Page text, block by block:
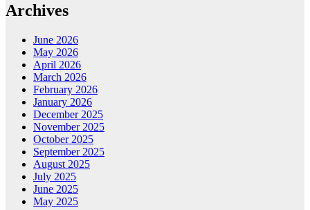
Archives
June 2026
May 2026
April 2026
March 2026
February 2026
January 2026
December 2025
November 2025
October 2025
September 2025
August 2025
July 2025
June 2025
May 2025